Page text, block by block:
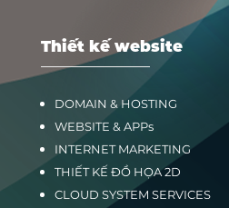
Thiết kế website
DOMAIN & HOSTING
WEBSITE & APPs
INTERNET MARKETING
THIẾT KẾ ĐỒ HỌA 2D
CLOUD SYSTEM SERVICES